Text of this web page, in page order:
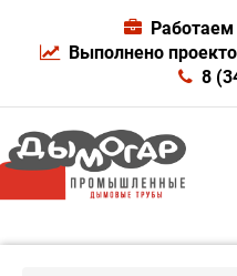
Выполнено
8